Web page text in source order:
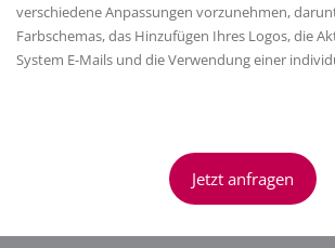
verschiedene Anpassungen vorzunehmen,
Farbschemas, das Hinzufügen Ihres Logos, die
System E-Mails und die Verwendung einer
Jetzt anfragen